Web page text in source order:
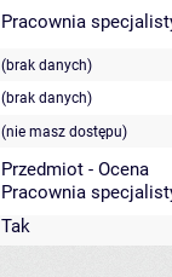
Pracownia
(brak danych)
(brak danych)
(nie masz dostępu)
Przedmiot - Ocena
Pracownia
Tak